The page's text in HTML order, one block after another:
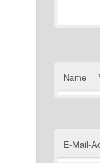
Name
E-Mail-